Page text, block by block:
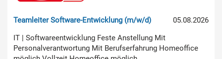
05.08.2026
Teamleiter Software-Entwicklung (m/w/d)
IT | Softwareentwicklung Feste Anstellung Mit
Personalverantwortung Mit Berufserfahrung Homeoffice